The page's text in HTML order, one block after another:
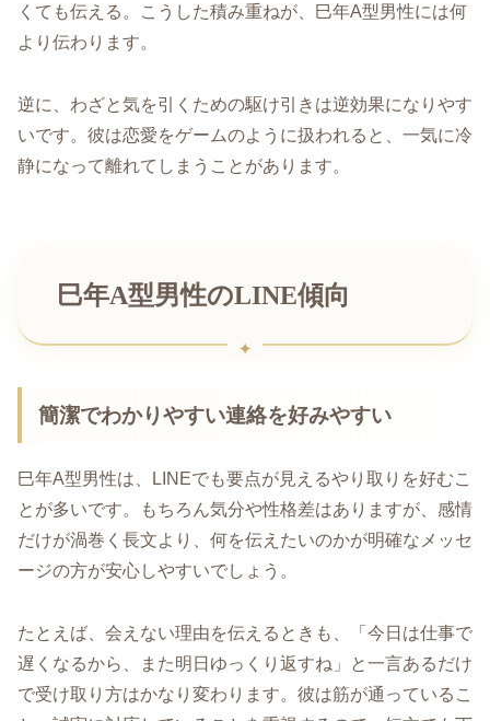
くても伝える。こうした積み重ねが、巳年A型男性には何
より伝わります。
逆に、わざと気を引くための駆け引きは逆効果になりやす
いです。彼は恋愛をゲームのように扱われると、一気に冷
静になって離れてしまうことがあります。
巳年A型男性のLINE傾向
簡潔でわかりやすい連絡を好みやすい
巳年A型男性は、LINEでも要点が見えるやり取りを好むこ
とが多いです。もちろん気分や性格差はありますが、感情
だけが渦巻く長文より、何を伝えたいのかが明確なメッセ
ージの方が安心しやすいでしょう。
たとえば、会えない理由を伝えるときも、「今日は仕事で
遅くなるから、また明日ゆっくり返すね」と一言あるだけ
で受け取り方はかなり変わります。彼は筋が通っているこ